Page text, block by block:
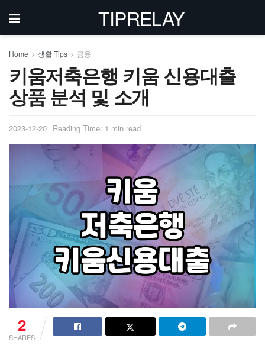
TIPRELAY
Home 생활 Tips 금융
키움저축은행 키움 신용대출
상품 분석 및 소개
2023-12-20 Reading Time: 1 min read
2
SHARES